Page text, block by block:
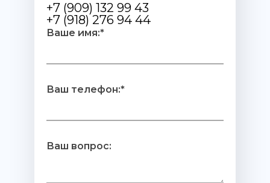
+7 (909) 132 99 43
+7 (918) 276 94 44
Ваше имя:*
Ваш телефон:*
Ваш вопрос: